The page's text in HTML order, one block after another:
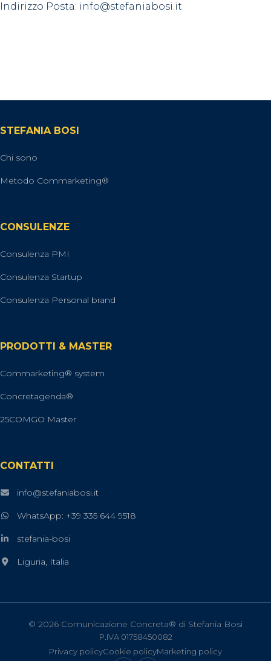
Indirizzo Posta: info@stefaniabosi.it
STEFANIA BOSI
Chi sono
Metodo Commarketing®
CONSULENZE
Consulenza PMI
Consulenza Startup
Consulenza Personal brand
PRODOTTI & MASTER
Commarketing® system
Concretagenda®
25COMGO Master
CONTATTI
info@stefaniabosi.it
WhatsApp: +39 335 644 9518
stefania-bosi
Liguria, Italia
© 2026 Comunicazione Concreta® di Stefania Bosi
P.IVA 01758450082
Privacy policyCookie policyMarketing policy